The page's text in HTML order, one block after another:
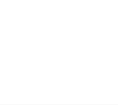
4 von 5
Info